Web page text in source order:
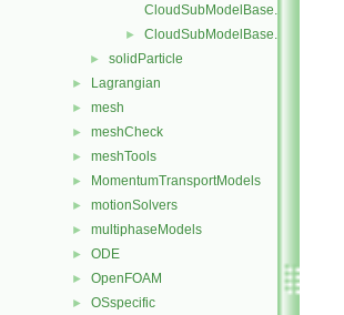
CloudSubModelBase.C
► CloudSubModelBase.H
► solidParticle
► Lagrangian
► mesh
► meshCheck
► meshTools
► MomentumTransportModels
► motionSolvers
► multiphaseModels
► ODE
► OpenFOAM
► OSspecific